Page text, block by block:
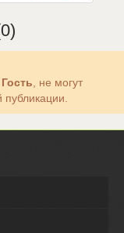
Гость , не могут